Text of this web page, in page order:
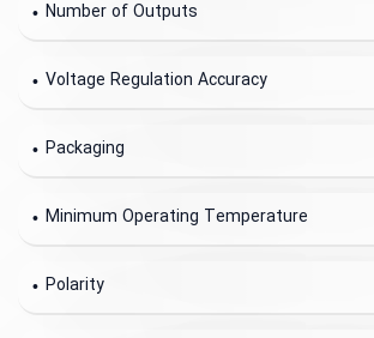
Number of Outputs
Voltage Regulation Accuracy
Packaging
Minimum Operating Temperature
Polarity